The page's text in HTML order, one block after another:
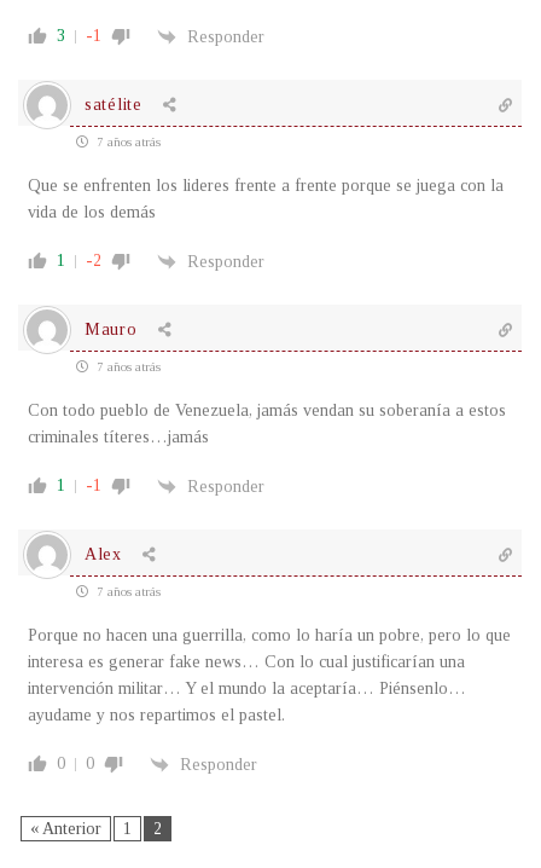
3 -1 Responder
satélite
7 años atrás
Que se enfrenten los lideres frente a frente porque se juega con la
vida de los demás
1 -2 Responder
Mauro
7 años atrás
Con todo pueblo de Venezuela, jamás vendan su soberanía a estos
criminales títeres…jamás
1 -1 Responder
Alex
7 años atrás
Porque no hacen una guerrilla, como lo haría un pobre, pero lo que
interesa es generar fake news… Con lo cual justificarían una
intervención militar… Y el mundo la aceptaría… Piénsenlo…
ayudame y nos repartimos el pastel.
0 0 Responder
« Anterior 1 2